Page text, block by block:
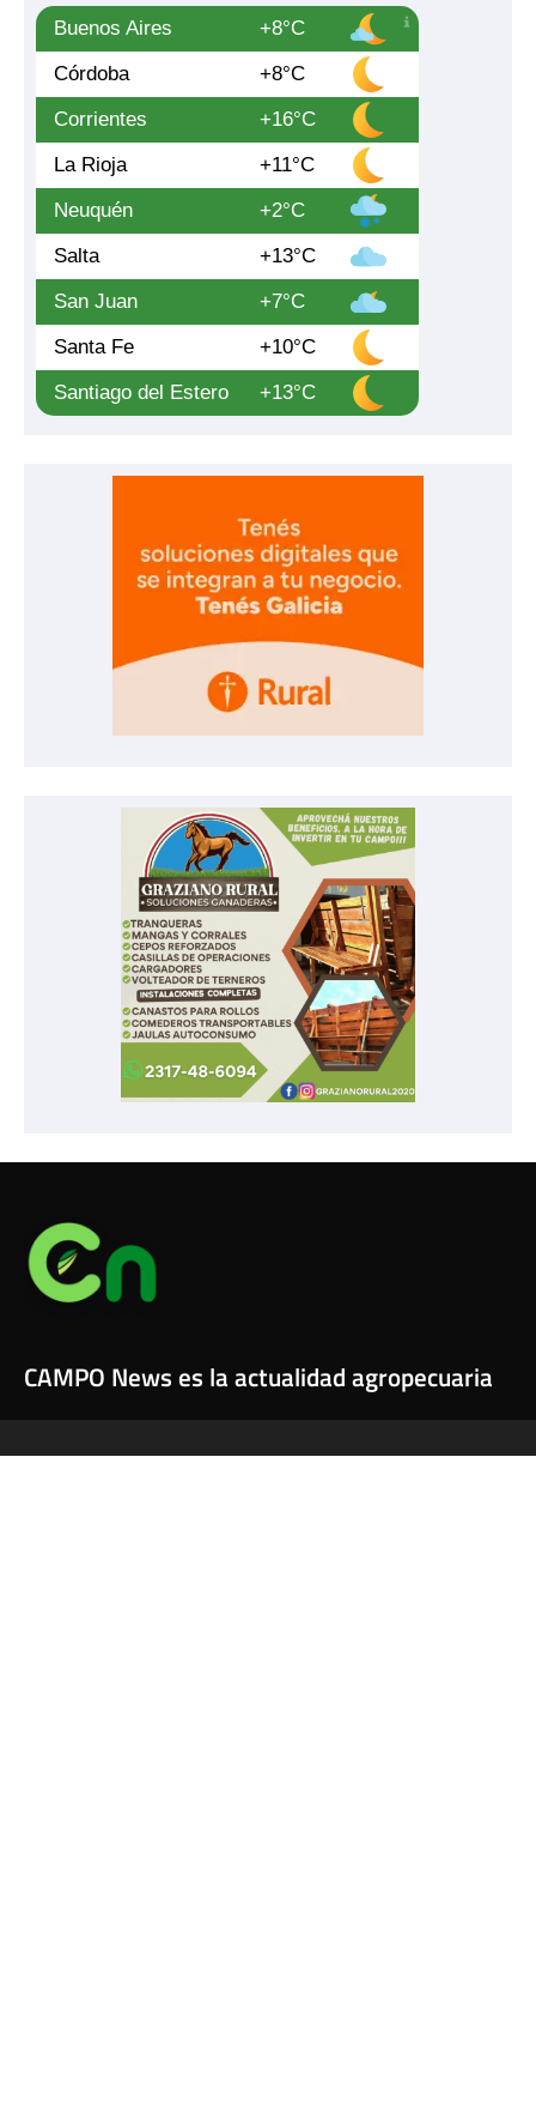
Buenos Aires
+8°C
Córdoba
+8°C
Corrientes
+16°C
La Rioja
+11°C
Neuquén
+2°C
Salta
+13°C
San Juan
+7°C
Santa Fe
+10°C
Santiago del Estero
+13°C
CAMPO News es la actualidad agropecuaria